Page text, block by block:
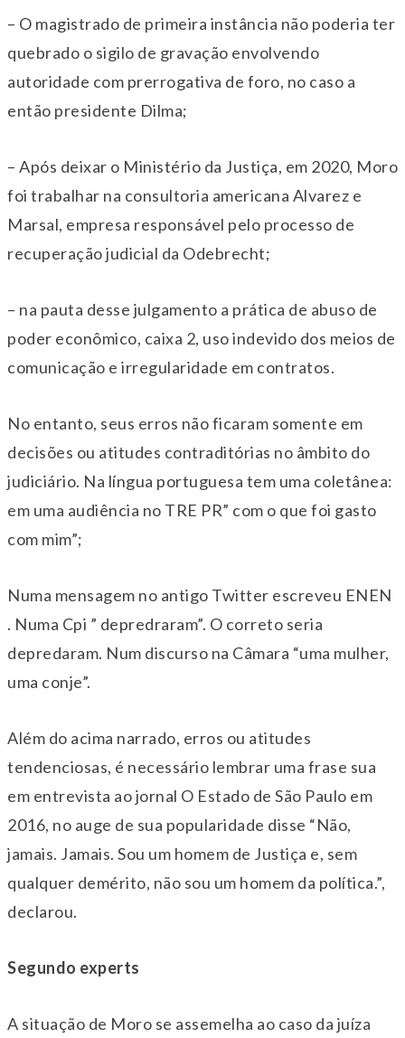
– O magistrado de primeira instância não poderia ter
quebrado o sigilo de gravação envolvendo
autoridade com prerrogativa de foro, no caso a
então presidente Dilma;
– Após deixar o Ministério da Justiça, em 2020, Moro
foi trabalhar na consultoria americana Alvarez e
Marsal, empresa responsável pelo processo de
recuperação judicial da Odebrecht;
– na pauta desse julgamento a prática de abuso de
poder econômico, caixa 2, uso indevido dos meios de
comunicação e irregularidade em contratos.
No entanto, seus erros não ficaram somente em
decisões ou atitudes contraditórias no âmbito do
judiciário. Na língua portuguesa tem uma coletânea:
em uma audiência no TRE PR” com o que foi gasto
com mim”;
Numa mensagem no antigo Twitter escreveu ENEN
. Numa Cpi ” depredraram”. O correto seria
depredaram. Num discurso na Câmara “uma mulher,
uma conje”.
Além do acima narrado, erros ou atitudes
tendenciosas, é necessário lembrar uma frase sua
em entrevista ao jornal O Estado de São Paulo em
2016, no auge de sua popularidade disse “Não,
jamais. Jamais. Sou um homem de Justiça e, sem
qualquer demérito, não sou um homem da política.”,
declarou.
Segundo experts
A situação de Moro se assemelha ao caso da juíza